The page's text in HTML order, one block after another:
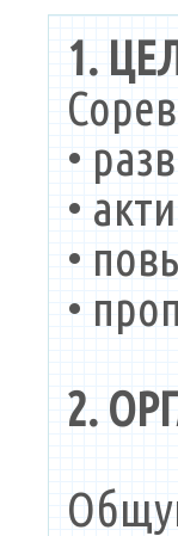
1.
•
•
•
•
2.